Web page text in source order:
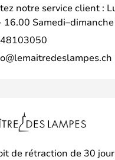
notre service client :
16.00
de rétraction de 30